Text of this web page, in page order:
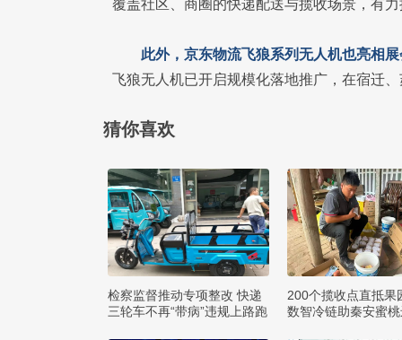
覆盖社区、商圈的快递配送与揽收场景，有
此外，京东物流飞狼系列无人机也亮相
飞狼无人机已开启规模化落地推广，在宿迁
猜你喜欢
检察监督推动专项整改 快递
三轮车不再“带病”违规上路跑
200个揽收点直抵果
数智冷链助秦安蜜